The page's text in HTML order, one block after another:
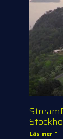
Läs mer "